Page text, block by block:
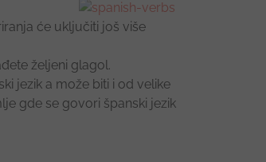
će uključiti još više
željeni glagol.
jezik a može biti i od velike
gde se govori španski jezik